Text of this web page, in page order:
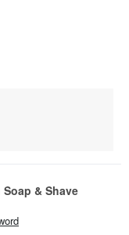
& Shave